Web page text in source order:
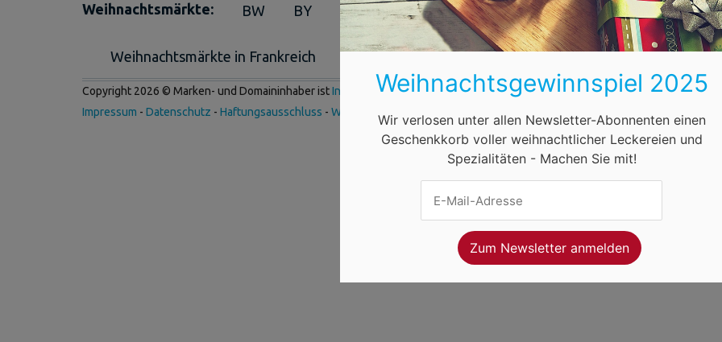
Weihnachtsmärkte: BW BY BE BB HB HH HE MV NI NW
Weihnachtsmärkte in Frankreich Weihnachtsmärkte in Österreich Öffnungszeiten
Copyright 2026 © Marken- und Domaininhaber istInternet Ventures . Webseitenbetreiber istVolo Media.
Impressum - Datenschutz - Haftungsausschluss - Werbung
Weihnachtsgewinnspiel 2025
Wir verlosen unter allen Newsletter-Abonnenten einen
Geschenkkorb voller weihnachtlicher Leckereien und
Spezialitäten - Machen Sie mit!